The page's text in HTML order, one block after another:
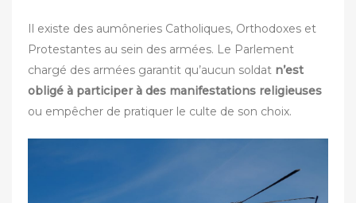
Il existe des aumôneries Catholiques, Orthodoxes et
Protestantes au sein des armées. Le Parlement
chargé des armées garantit qu’aucun soldat n’est
obligé à participer à des manifestations religieuses
ou empêcher de pratiquer le culte de son choix.